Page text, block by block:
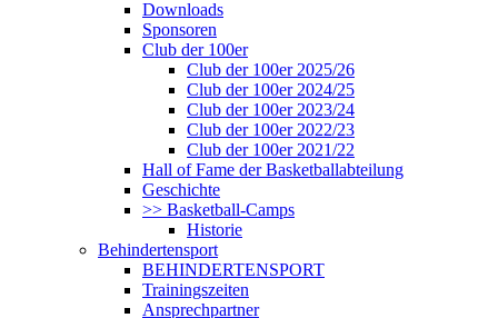
Downloads
Sponsoren
Club der 100er
Club der 100er 2025/26
Club der 100er 2024/25
Club der 100er 2023/24
Club der 100er 2022/23
Club der 100er 2021/22
Hall of Fame der Basketballabteilung
Geschichte
>> Basketball-Camps
Historie
Behindertensport
BEHINDERTENSPORT
Trainingszeiten
Ansprechpartner